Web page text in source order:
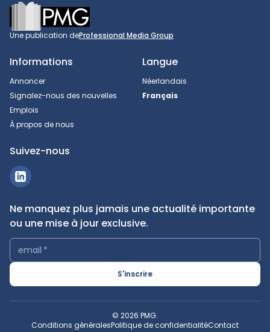
Footer
Une publication deProfessional Media Group
Informations
Annoncer
Signalez-nous des nouvelles
Emplois
À propos de nous
Langue
Néerlandais
Français
Suivez-nous
Ne manquez plus jamais une actualité importante
ou une mise à jour exclusive.
email *
S'inscrire
© 2026 PMG.
Conditions généralesPolitique de confidentialitéContact